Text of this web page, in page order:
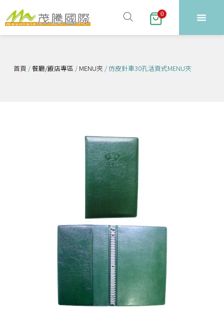
跳
至
主
容
0
首頁 /餐廳/飯店專區 / MENU夾 / 仿皮針車30孔活頁式MENU夾